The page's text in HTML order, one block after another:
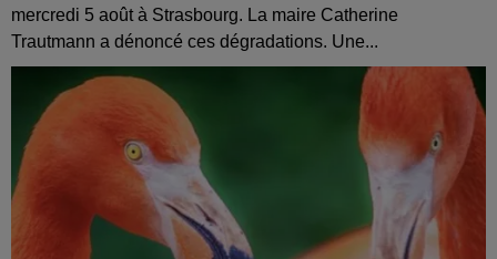
mercredi 5 août à Strasbourg. La maire Catherine
Trautmann a dénoncé ces dégradations. Une...